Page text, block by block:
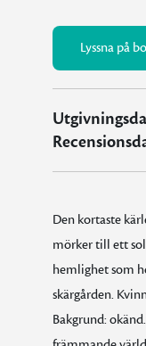
Lyssna på
Den kortaste
mörker till ett
hemlighet som
skärgården.
Bakgrund: